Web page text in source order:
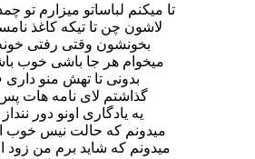
تا میکنم لباساتو میزارم
لاشون چن تا تیکه کاغذ
بخونشون وقتی رفتی
میخوام هر جا باشی خوب
بدونی تا تهش منو
گذاشتم لای نامه هات
یه یادگاری اونو دور
میدونم که حالت نیس
میدونم که شاید برم من زود